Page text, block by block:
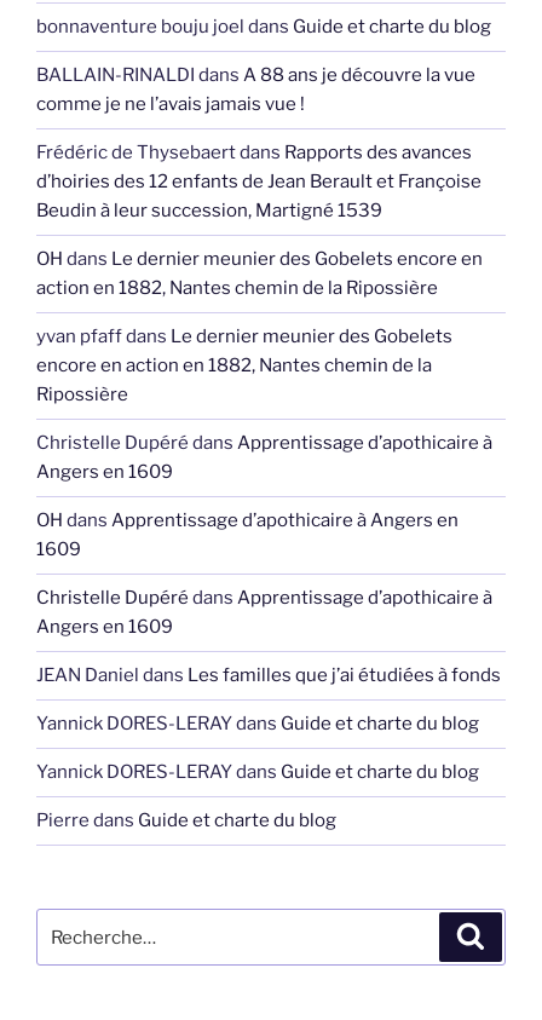
bonnaventure bouju joel dans Guide et charte du blog
BALLAIN-RINALDI dans A 88 ans je découvre la vue
comme je ne l’avais jamais vue !
Frédéric de Thysebaertdans Rapports des avances
d’hoiries des 12 enfants de Jean Berault et Françoise
Beudin à leur succession, Martigné 1539
OH dans Le dernier meunier des Gobelets encore en
action en 1882, Nantes chemin de la Ripossière
yvan pfaffdans Le dernier meunier des Gobelets
encore en action en 1882, Nantes chemin de la
Ripossière
Christelle Dupéré dans Apprentissage d’apothicaire à
Angers en 1609
OH dans Apprentissage d’apothicaire à Angers en
1609
Christelle Dupéré dans Apprentissage d’apothicaire à
Angers en 1609
JEAN Daniel dans Les familles que j’ai étudiées à fonds
Yannick DORES-LERAYdans Guide et charte du blog
Yannick DORES-LERAYdans Guide et charte du blog
Pierre dans Guide et charte du blog
pour